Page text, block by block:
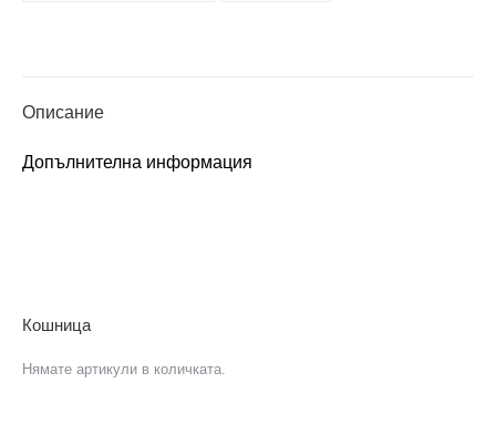
Описание
Допълнителна информация
Кошница
Нямате артикули в количката.